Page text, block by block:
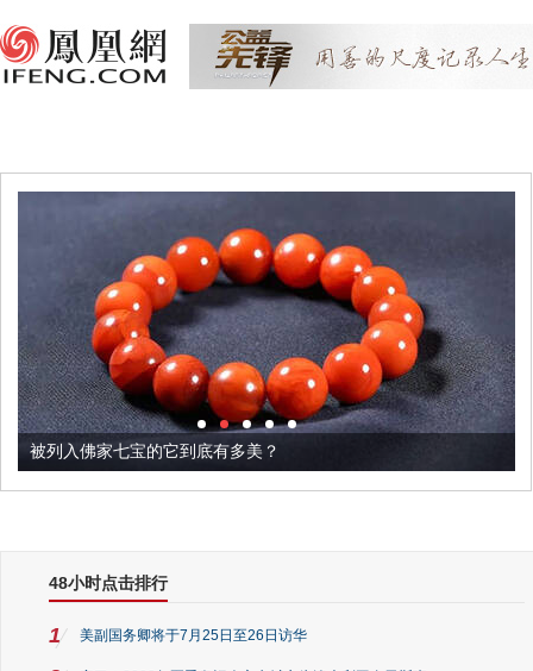
被列入佛家七宝的它到底有多美？
48小时点击排行
1 美副国务卿将于7月25日至26日访华